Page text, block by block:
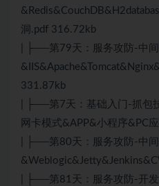
洞.pdf 316.72kb
| ├──第79天：服务攻防-中
331.87kb
| ├──第7天：基础入门-抓包
网卡模式&APP&小程序&PC
| ├──第80天：服务攻防-中
| ├──第81天：服务攻防-开